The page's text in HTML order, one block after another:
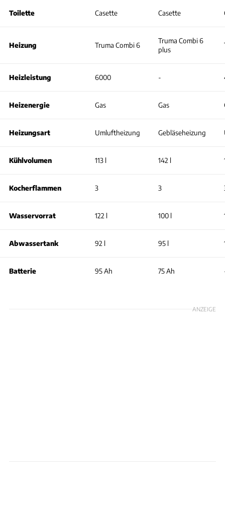
Toilette Casette Casette
Heizung Truma Combi 6
Truma Combi 6
plus
Heizleistung 6000 -
Heizenergie Gas Gas
Heizungsart Umluftheizung Gebläseheizung
Kühlvolumen 113 l 142 l
Kocherflammen 3 3
Wasservorrat 122 l 100 l
Abwassertank 92 l 95 l
Batterie 95 Ah 75 Ah
ANZEIGE